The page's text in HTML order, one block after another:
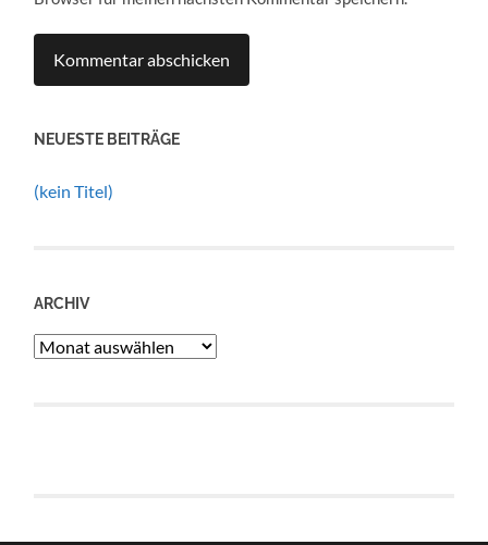
NEUESTE BEITRÄGE
(kein Titel)
ARCHIV
Archiv